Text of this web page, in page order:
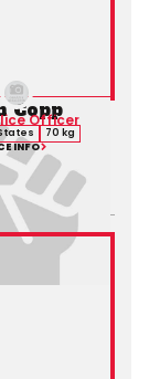
Rozhodčí:
Copp
Officer
70 kg
INFO